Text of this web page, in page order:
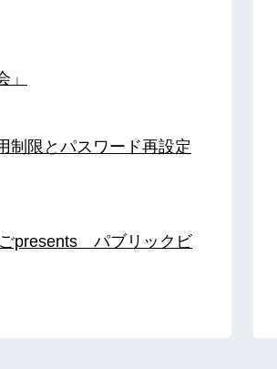
制限とパスワード再設定
presents パブリックビ